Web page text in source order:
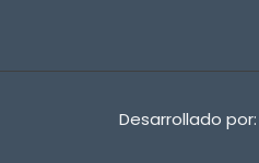
Desarrollado por: